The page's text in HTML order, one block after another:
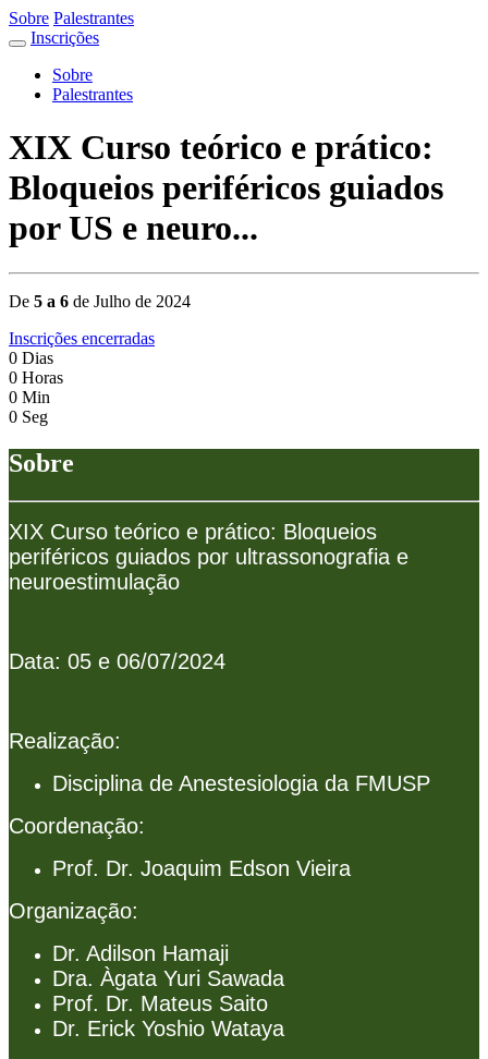
Sobre Palestrantes
Inscrições
Sobre
Palestrantes
XIX Curso teórico e prático:
Bloqueios periféricos guiados
por US e neuro...
De 5 a 6 de Julho de 2024
Inscrições encerradas
0 Dias
0 Horas
0 Min
0 Seg
Sobre
XIX Curso teórico e prático: Bloqueios
periféricos guiados por ultrassonografia e
neuroestimulação
Data: 05 e 06/07/2024
Realização:
Disciplina de Anestesiologia da FMUSP
Coordenação:
Prof. Dr. Joaquim Edson Vieira
Organização:
Dr. Adilson Hamaji
Dra. Àgata Yuri Sawada
Prof. Dr. Mateus Saito
Dr. Erick Yoshio Wataya